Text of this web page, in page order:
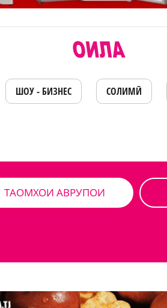
ШОУ - БИЗНЕС СОЛИМӢ
ТАОМХОИ АВРУПОИ